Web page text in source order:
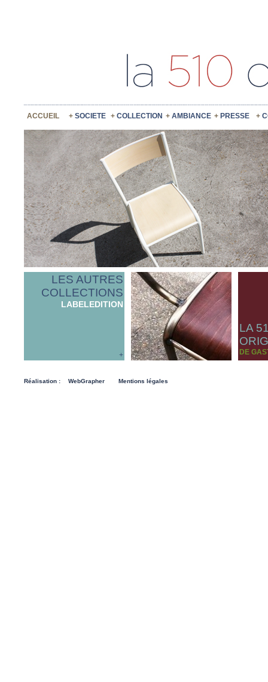
ACCUEIL SOCIETE COLLECTION AMBIANCE PRESSE
LES AUTRES
COLLECTIONS
LABELEDITION
+
LA
DE
Réalisation : WebGrapher Mentions légales